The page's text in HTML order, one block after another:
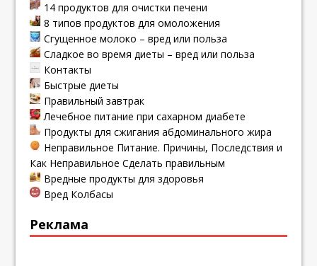
14 продуктов для очистки печени
8 типов продуктов для омоложения
Сгущенное молоко – вред или польза
Сладкое во время диеты – вред или польза
Контакты
Быстрые диеты
Правильный завтрак
Лечебное питание при сахарном диабете
Продукты для сжигания абдоминального жира
Неправильное Питание. Причины, Последствия и
Как Неправильное Сделать правильным
Вредные продукты для здоровья
Вред Колбасы
Реклама